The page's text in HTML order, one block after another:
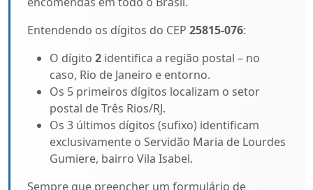
Entendendo os dígitos do CEP 25815-076:
O dígito 2 identifica a região postal – no
caso, Rio de Janeiro e entorno.
Os 5 primeiros dígitos localizam o setor
postal de Três Rios/RJ.
Os 3 últimos dígitos (sufixo) identificam
exclusivamente o Servidão Maria de Lourdes
Gumiere, bairro Vila Isabel.
Sempre que preencher um formulário de